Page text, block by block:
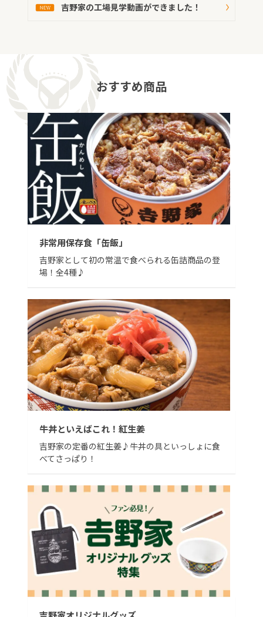
吉野家の工場見学動画ができました！
おすすめ商品
非常用保存食「缶飯」
吉野家として初の常温で食べられる缶詰商品の登
場！全4種♪
牛丼といえばこれ！紅生姜
吉野家の定番の紅生姜♪牛丼の具といっしょに食
べてさっぱり！